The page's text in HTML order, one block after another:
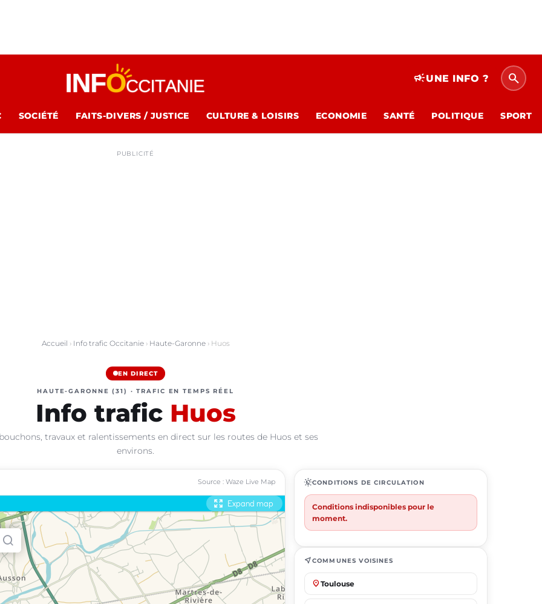
campaignUNE INFO ? search
SOCIÉTÉ FAITS-DIVERS / JUSTICE CULTURE & LOISIRS ECONOMIE SANTÉ POLITIQUE SPORT
PUBLICITÉ
Accueil › Info trafic Occitanie› Haute-Garonne› Huos
EN DIRECT
HAUTE-GARONNE (31) · TRAFIC EN TEMPS RÉEL
Info trafic Huos
travaux et ralentissements en direct sur les routes de Huos et ses
environs.
Source : Waze Live Map routineCONDITIONS DE CIRCULATION
Conditions indisponibles pour le
moment.
near_meCOMMUNES VOISINES
place Toulouse